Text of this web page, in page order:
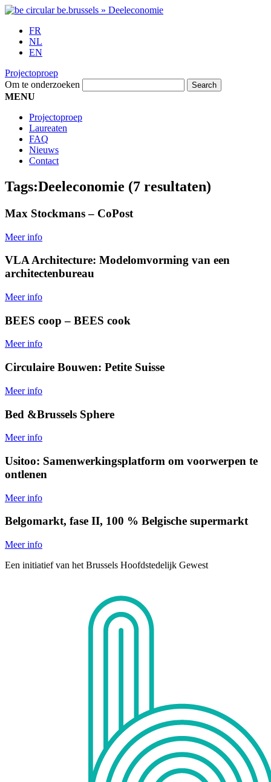
FR
NL
EN
Projectoproep
Om te onderzoeken
MENU
Projectoproep
Laureaten
FAQ
Nieuws
Contact
Tags:Deeleconomie (7 resultaten)
Max Stockmans – CoPost
Meer info
VLA Architecture: Modelomvorming van een
architectenbureau
Meer info
BEES coop – BEES cook
Meer info
Circulaire Bouwen: Petite Suisse
Meer info
Bed &Brussels Sphere
Meer info
Usitoo: Samenwerkingsplatform om voorwerpen te
ontlenen
Meer info
Belgomarkt, fase II, 100 % Belgische supermarkt
Meer info
Een initiatief van het Brussels Hoofdstedelijk Gewest